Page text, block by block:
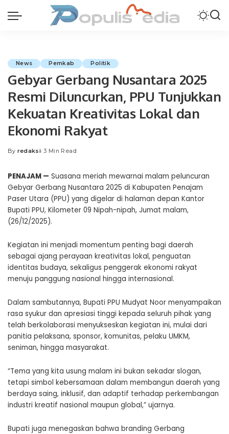
News Pemkab Politik
Gebyar Gerbang Nusantara 2025
Resmi Diluncurkan, PPU Tunjukkan
Kekuatan Kreativitas Lokal dan
Ekonomi Rakyat
Posted
By redaksi 3 Min Read
PENAJAM — Suasana meriah mewarnai malam peluncuran
Gebyar Gerbang Nusantara 2025 di Kabupaten Penajam
Paser Utara (PPU) yang digelar di halaman depan Kantor
Bupati PPU, Kilometer 09 Nipah-nipah, Jumat malam,
(26/12/2025).
Kegiatan ini menjadi momentum penting bagi daerah
sebagai ajang perayaan kreativitas lokal, penguatan
identitas budaya, sekaligus penggerak ekonomi rakyat
menuju panggung nasional hingga internasional.
Dalam sambutannya, Bupati PPU Mudyat Noor menyampaikan
rasa syukur dan apresiasi tinggi kepada seluruh pihak yang
telah berkolaborasi menyukseskan kegiatan ini, mulai dari
panitia pelaksana, sponsor, komunitas, pelaku UMKM,
seniman, hingga masyarakat.
“Tema yang kita usung malam ini bukan sekadar slogan,
tetapi simbol kebersamaan dalam membangun daerah yang
berdaya saing, inklusif, dan adaptif terhadap perkembangan
industri kreatif nasional maupun global,” ujarnya.
Bupati juga menegaskan bahwa branding Gerbang